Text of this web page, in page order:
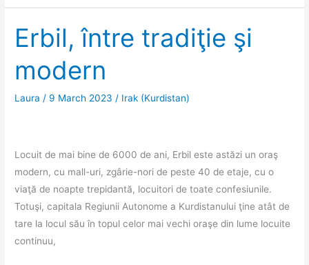
mărturia
atacului
chimic
de
Saddam
Erbil, între tradiţie şi
modern
Laura/ 9 March 2023/ Irak (Kurdistan)
Locuit de mai bine de 6000 de ani, Erbil este astăzi un oraş
modern, cu mall-uri, zgârie-nori de peste 40 de etaje, cu o
viaţă de noapte trepidantă, locuitori de toate confesiunile.
Totuşi, capitala Regiunii Autonome a Kurdistanului ţine atât de
tare la locul său în topul celor mai vechi oraşe din lume locuite
continuu,